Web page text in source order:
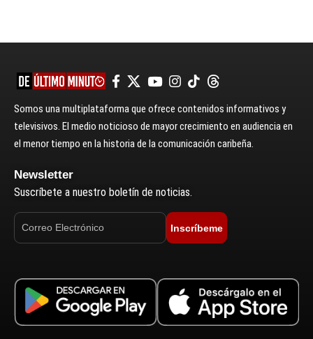
Somos una multiplataforma que ofrece contenidos informativos y
televisivos. El medio noticioso de mayor crecimiento en audiencia en
el menor tiempo en la historia de la comunicación caribeña.
Newsletter
Suscríbete a nuestro boletín de noticias.
Inscríbeme